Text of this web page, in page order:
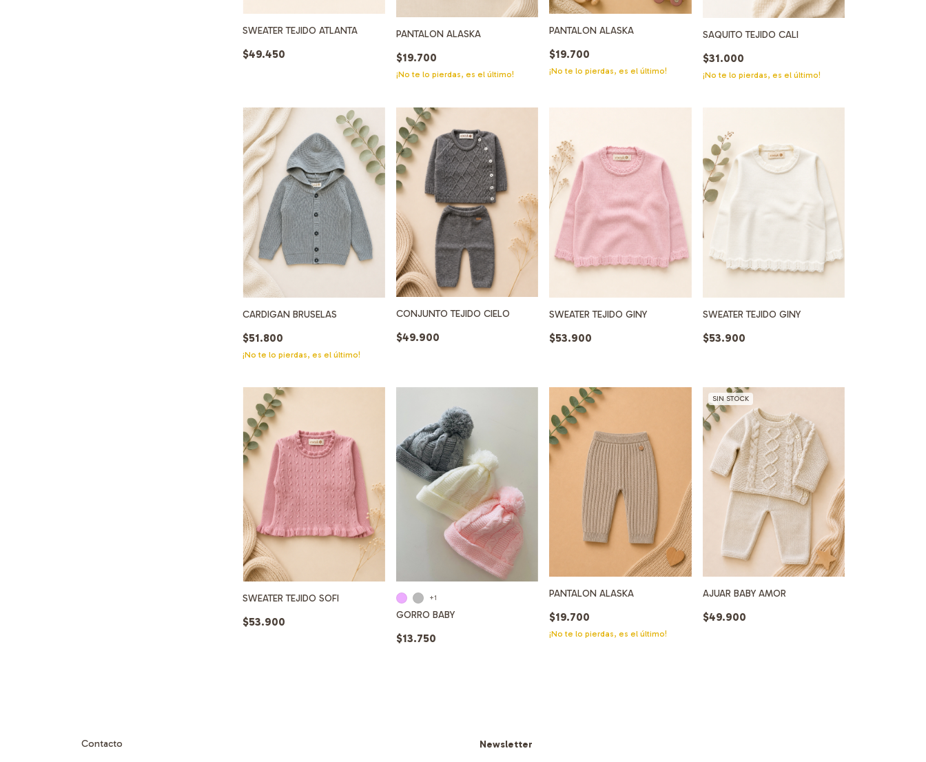
SWEATER TEJIDO ATLANTA
$49.450
PANTALON ALASKA
$19.700
¡No te lo pierdas, es el último!
PANTALON ALASKA
$19.700
¡No te lo pierdas, es el último!
SAQUITO TEJIDO CALI
$31.000
¡No te lo pierdas, es el último!
CARDIGAN BRUSELAS
$51.800
¡No te lo pierdas, es el último!
CONJUNTO TEJIDO CIELO
$49.900
SWEATER TEJIDO GINY
$53.900
SWEATER TEJIDO GINY
$53.900
SWEATER TEJIDO SOFI
$53.900
GORRO BABY
$13.750
+1 PANTALON ALASKA
$19.700
¡No te lo pierdas, es el último!
SIN STOCK
AJUAR BABY AMOR
$49.900
Contacto
Newsletter